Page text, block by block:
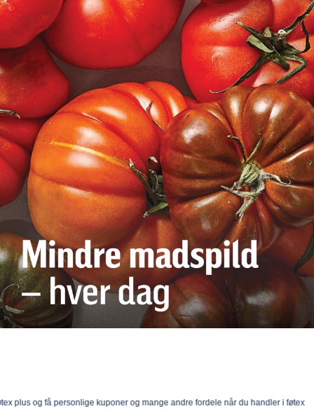
plus og få personlige kuponer og mange andre fordele når du handler i føtex